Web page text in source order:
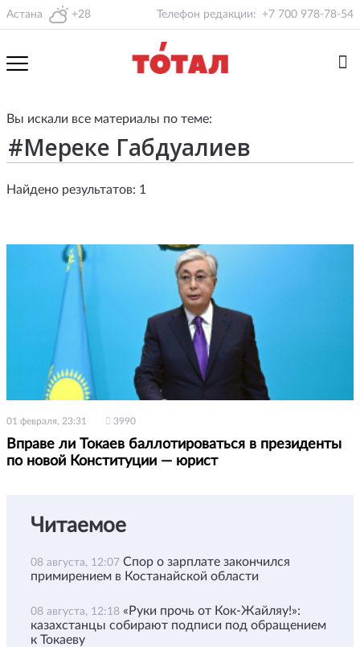
Астана +28 Телефон редакции: +7 700 978-78-54
Вы искали все материалы по теме:
Найдено результатов: 1
01 февраля, 23:31 3990
Вправе ли Токаев баллотироваться в президенты
по новой Конституции — юрист
Читаемое
08 августа, 12:07 Спор о зарплате закончился
примирением в Костанайской области
08 августа, 12:18 «Руки прочь от Кок-Жайляу!»:
казахстанцы собирают подписи под обращением
к Токаеву